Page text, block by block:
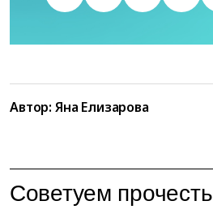
Автор: Яна Елизарова
Советуем прочесть